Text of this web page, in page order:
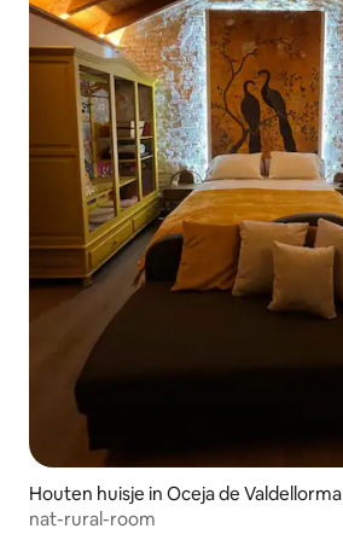
Houten huisje in Oceja de Valdellorma
nat-rural-room